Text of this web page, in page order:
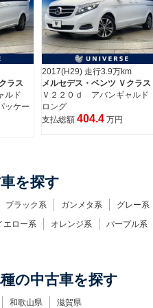
ラス
ルド
2023(R5) 走行3.1万km
メルセデス・ベンツ Ｖクラス
Ｖ２２０ｄ アバンギャルド
ロング ＡＭＧラインパッケー
ジ
を探す
ブラック系 ガンメタ系
グレー系
エロー系 オレンジ系
パープル系
の中古車を探す
和歌山県 滋賀県